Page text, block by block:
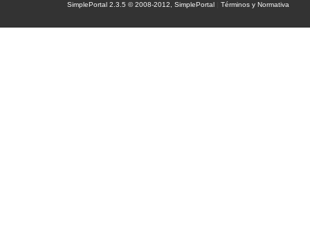
SimplePortal 2.3.5 © 2008-2012, SimplePortal
|Términos y Normativa